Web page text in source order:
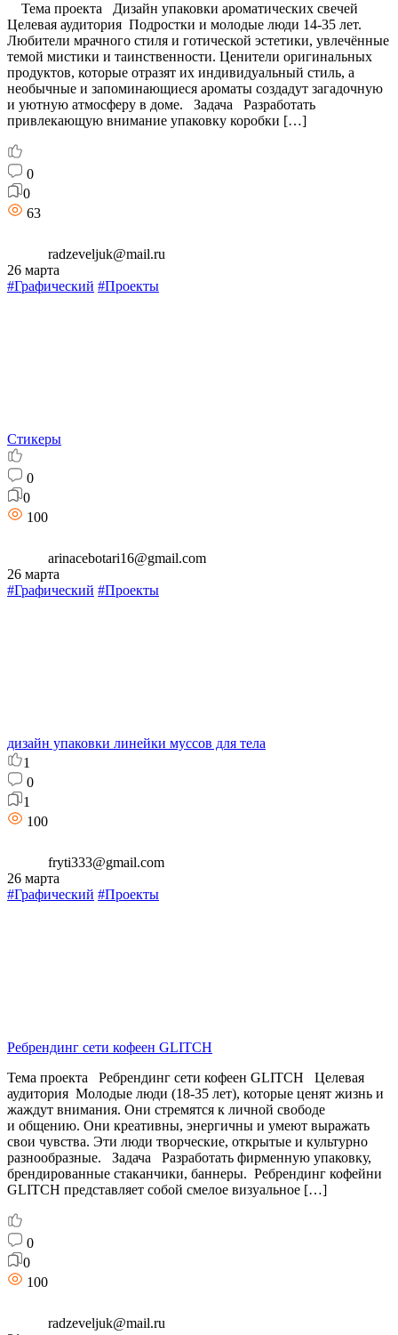
Тема проекта Дизайн упаковки ароматических свечей
Целевая аудитория Подростки и молодые люди 14-35 лет.
Любители мрачного стиля и готической эстетики, увлечённые
темой мистики и таинственности. Ценители оригинальных
продуктов, которые отразят их индивидуальный стиль, а
необычные и запоминающиеся ароматы создадут загадочную
и уютную атмосферу в доме. Задача Разработать
привлекающую внимание упаковку коробки […]
0
0
63
radzeveljuk@mail.ru
26 марта
#Графический #Проекты
Стикеры
0
0
100
arinacebotari16@gmail.com
26 марта
#Графический #Проекты
дизайн упаковки линейки муссов для тела
1
0
1
100
fryti333@gmail.com
26 марта
#Графический #Проекты
Ребрендинг сети кофеен GLITCH
Тема проекта Ребрендинг сети кофеен GLITCH Целевая
аудитория Молодые люди (18-35 лет), которые ценят жизнь и
жаждут внимания. Они стремятся к личной свободе
и общению. Они креативны, энергичны и умеют выражать
свои чувства. Эти люди творческие, открытые и культурно
разнообразные. Задача Разработать фирменную упаковку,
брендированные стаканчики, баннеры. Ребрендинг кофейни
GLITCH представляет собой смелое визуальное […]
0
0
100
radzeveljuk@mail.ru